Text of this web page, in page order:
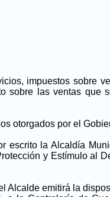
impuestos sobre
sobre las ventas que
otorgados por el
escrito la Alcaldía
y Estímulo al
Alcalde emitirá la